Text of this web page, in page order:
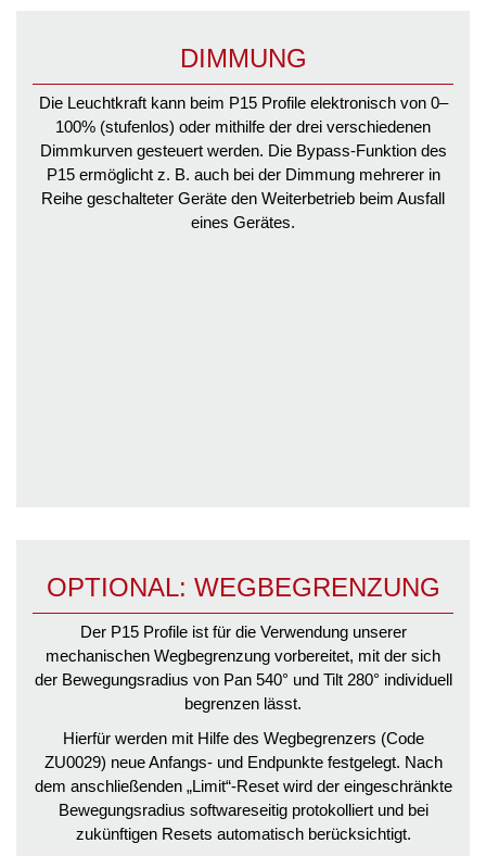
DIMMUNG
Die Leuchtkraft kann beim P15 Profile elektronisch von 0–
100% (stufenlos) oder mithilfe der drei verschiedenen
Dimmkurven gesteuert werden. Die Bypass-Funktion des
P15 ermöglicht z. B. auch bei der Dimmung mehrerer in
Reihe geschalteter Geräte den Weiterbetrieb beim Ausfall
eines Gerätes.
OPTIONAL: WEGBEGRENZUNG
Der P15 Profile ist für die Verwendung unserer
mechanischen Wegbegrenzung vorbereitet, mit der sich
der Bewegungsradius von Pan 540° und Tilt 280° individuell
begrenzen lässt.
Hierfür werden mit Hilfe des Wegbegrenzers (Code
ZU0029) neue Anfangs- und Endpunkte festgelegt. Nach
dem anschließenden „Limit“-Reset wird der eingeschränkte
Bewegungsradius softwareseitig protokolliert und bei
zukünftigen Resets automatisch berücksichtigt.